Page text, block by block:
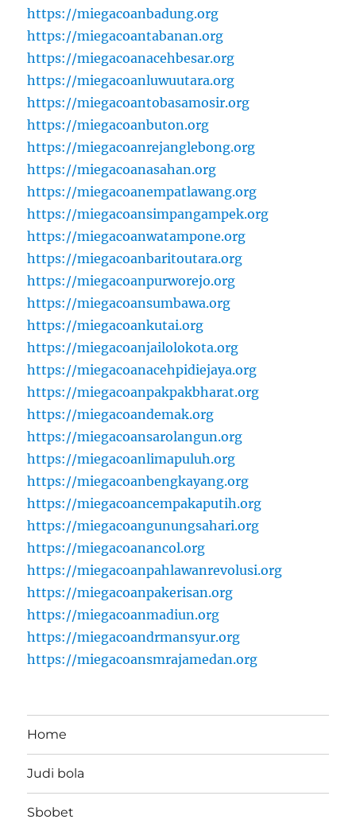
https://miegacoanbadung.org
https://miegacoantabanan.org
https://miegacoanacehbesar.org
https://miegacoanluwuutara.org
https://miegacoantobasamosir.org
https://miegacoanbuton.org
https://miegacoanrejanglebong.org
https://miegacoanasahan.org
https://miegacoanempatlawang.org
https://miegacoansimpangampek.org
https://miegacoanwatampone.org
https://miegacoanbaritoutara.org
https://miegacoanpurworejo.org
https://miegacoansumbawa.org
https://miegacoankutai.org
https://miegacoanjailolokota.org
https://miegacoanacehpidiejaya.org
https://miegacoanpakpakbharat.org
https://miegacoandemak.org
https://miegacoansarolangun.org
https://miegacoanlimapuluh.org
https://miegacoanbengkayang.org
https://miegacoancempakaputih.org
https://miegacoangunungsahari.org
https://miegacoanancol.org
https://miegacoanpahlawanrevolusi.org
https://miegacoanpakerisan.org
https://miegacoanmadiun.org
https://miegacoandrmansyur.org
https://miegacoansmrajamedan.org
Home
Judi bola
Sbobet